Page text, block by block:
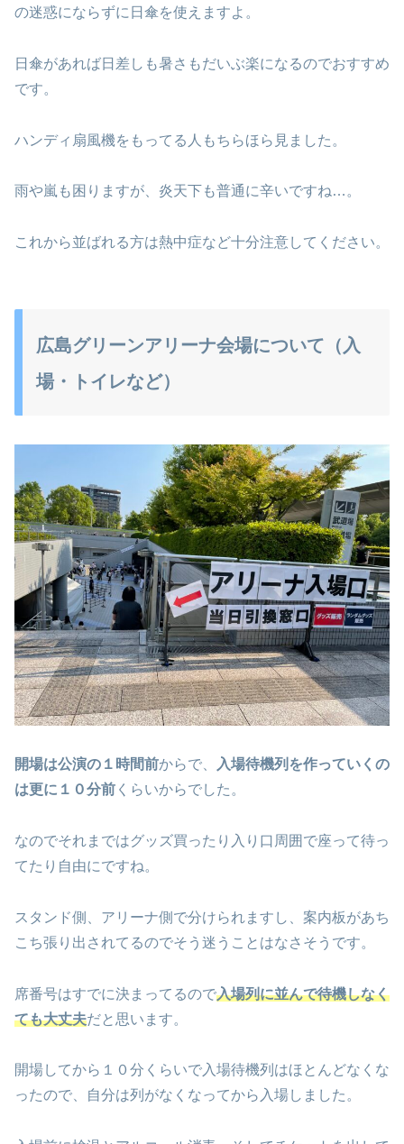
の迷惑にならずに日傘を使えますよ。
日傘があれば日差しも暑さもだいぶ楽になるのでおすすめ
です。
ハンディ扇風機をもってる人もちらほら見ました。
雨や嵐も困りますが、炎天下も普通に辛いですね…。
これから並ばれる方は熱中症など十分注意してください。
広島グリーンアリーナ会場について（入
場・トイレなど）
開場は公演の１時間前からで、
入場待機列を作っていくの
は更に１０分前 くらいからでした。
なのでそれまではグッズ買ったり入り口周囲で座って待っ
てたり自由にですね。
スタンド側、アリーナ側で分けられますし、案内板があち
こち張り出されてるのでそう迷うことはなさそうです。
席番号はすでに決まってるので入場列に並んで待機しなく
ても大丈夫だと思います。
開場してから１０分くらいで入場待機列はほとんどなくな
ったので、自分は列がなくなってから入場しました。